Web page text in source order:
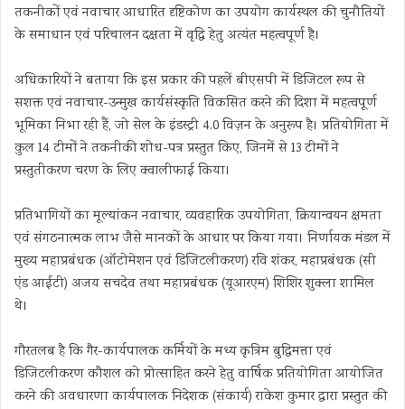
तकनीकों एवं नवाचार आधारित दृष्टिकोण का उपयोग कार्यस्थल की चुनौतियों
के समाधान एवं परिचालन दक्षता में वृद्धि हेतु अत्यंत महत्वपूर्ण है।
अधिकारियों ने बताया कि इस प्रकार की पहलें बीएसपी में डिजिटल रूप से
सशक्त एवं नवाचार-उन्मुख कार्यसंस्कृति विकसित करने की दिशा में महत्वपूर्ण
भूमिका निभा रही हैं, जो सेल के इंडस्ट्री 4.0 विज़न के अनुरूप है। प्रतियोगिता में
कुल 14 टीमों ने तकनीकी शोध-पत्र प्रस्तुत किए, जिनमें से 13 टीमों ने
प्रस्तुतीकरण चरण के लिए क्वालीफाई किया।
प्रतिभागियों का मूल्यांकन नवाचार, व्यवहारिक उपयोगिता, क्रियान्वयन क्षमता
एवं संगठनात्मक लाभ जैसे मानकों के आधार पर किया गया। निर्णायक मंडल में
मुख्य महाप्रबंधक (ऑटोमेशन एवं डिजिटलीकरण) रवि शंकर, महाप्रबंधक (सी
एंड आईटी) अजय सचदेव तथा महाप्रबंधक (यूआरएम) शिशिर शुक्ला शामिल
थे।
गौरतलब है कि गैर-कार्यपालक कर्मियों के मध्य कृत्रिम बुद्धिमत्ता एवं
डिजिटलीकरण कौशल को प्रोत्साहित करने हेतु वार्षिक प्रतियोगिता आयोजित
करने की अवधारणा कार्यपालक निदेशक (संकार्य) राकेश कुमार द्वारा प्रस्तुत की